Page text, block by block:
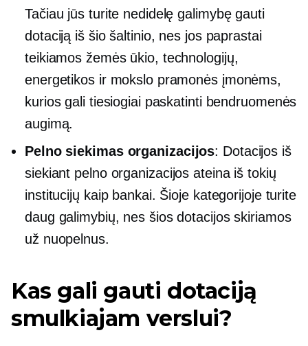
Tačiau jūs turite nedidelę galimybę gauti
dotaciją iš šio šaltinio, nes jos paprastai
teikiamos žemės ūkio, technologijų,
energetikos ir mokslo pramonės įmonėms,
kurios gali tiesiogiai paskatinti bendruomenės
augimą.
Pelno siekimasorganizacijos: Dotacijos iš
siekiant pelnoorganizacijos ateina iš tokių
institucijų kaip bankai. Šioje kategorijoje turite
daug galimybių, nes šios dotacijos skiriamos
už nuopelnus.
Kas gali gauti dotaciją
smulkiajam verslui?